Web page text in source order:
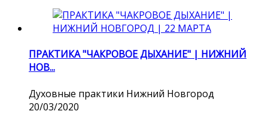
ПРАКТИКА "ЧАКРОВОЕ ДЫХАНИЕ" | НИЖНИЙ
НОВ...
Духовные практики Нижний Новгород
20/03/2020